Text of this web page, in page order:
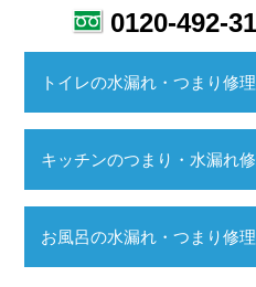
0120-492-
トイレの水漏れ・つまり修
キッチンのつまり・水漏れ
お風呂の水漏れ・つまり修